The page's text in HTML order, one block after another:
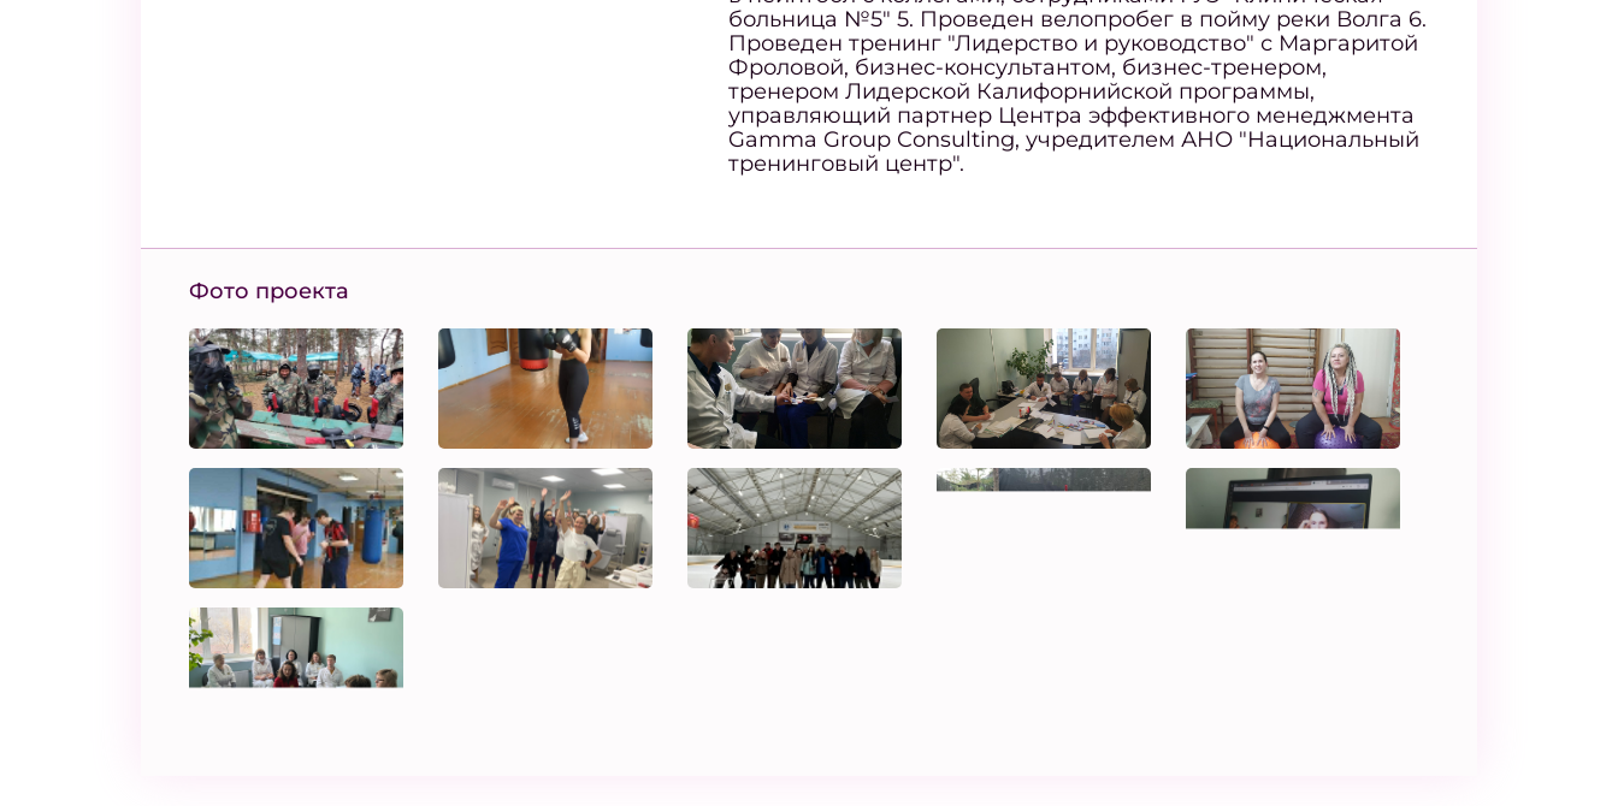
больница №5" 5. Проведен велопробег в пойму реки Волга 6.
Проведен тренинг "Лидерство и руководство" с Маргаритой
Фроловой, бизнес-консультантом, бизнес-тренером,
тренером Лидерской Калифорнийской программы,
управляющий партнер Центра эффективного менеджмента
Gamma Group Consulting, учредителем АНО "Национальный
тренинговый центр".
Фото проекта